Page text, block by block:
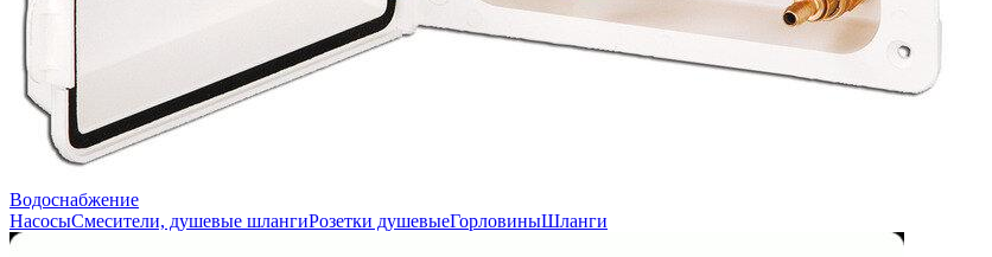
Водоснабжение
НасосыСмесители, душевые шлангиРозетки душевыеГорловиныШланги